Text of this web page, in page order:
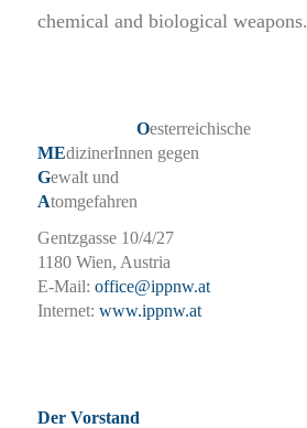
chemical and biological weapons.
Oesterreichische
MEdizinerInnen gegen
Gewalt und
Atomgefahren
Gentzgasse 10/4/27
1180 Wien, Austria
E-Mail: office@ippnw.at
Internet: www.ippnw.at
Der Vorstand